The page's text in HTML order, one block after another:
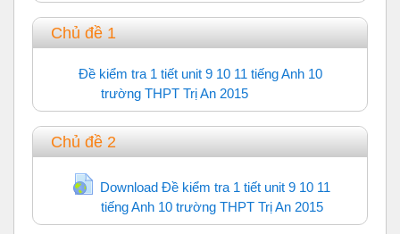
Chủ đề 1
Đề kiểm tra 1 tiết unit 9 10 11 tiếng Anh 10
trường THPT Trị An 2015Trắc nghiệm
Chủ đề 2
Download Đề kiểm tra 1 tiết unit 9 10 11
tiếng Anh 10 trường THPT Trị An 2015
URL